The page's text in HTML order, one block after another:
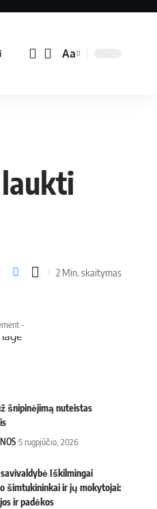
Aa
2 Min. skaitymas
-
šnipinėjimą nuteistas
5 rugpjūčio, 2026
Iškilmingai
šimtukininkai ir jų mokytojai:
ir padėkos